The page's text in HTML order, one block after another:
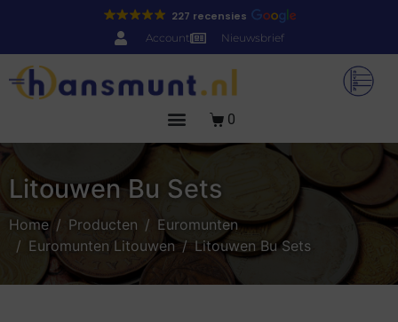
227 recensies
Account Nieuwsbrief
0
Litouwen Bu Sets
Home Producten
Euromunten
Euromunten Litouwen
Litouwen Bu Sets